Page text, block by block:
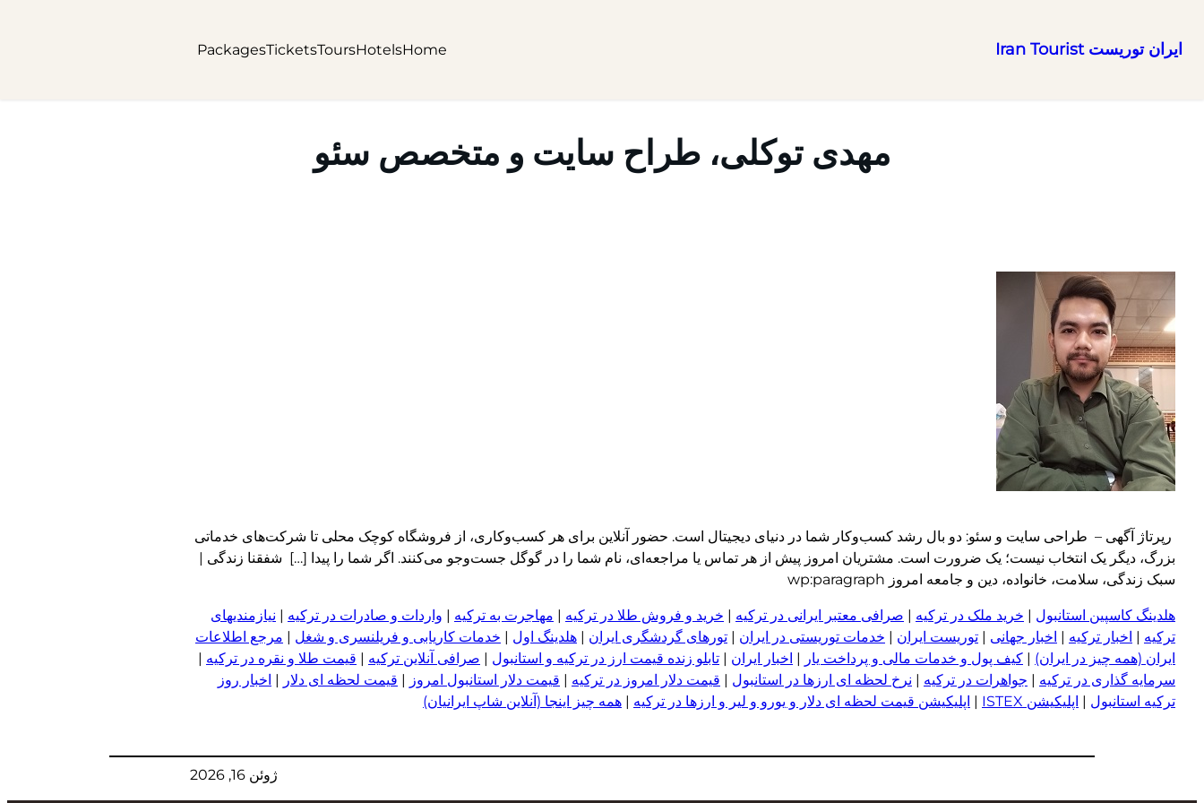
ایران توریست Iran Tourist Home
Hotels
Tours
Tickets
Packages
مهدی توکلی، طراح سایت و متخصص سئو
رپرتاژ آگهی – طراحی سایت و سئو: دو بال رشد کسب‌وکار شما در دنیای دیجیتال است. حضور آنلاین برای هر کسب‌وکاری، از فروشگاه کوچک محلی تا شرکت‌های خدماتی
بزرگ، دیگر یک انتخاب نیست؛ یک ضرورت است. مشتریان امروز پیش از هر تماس یا مراجعه‌ای، نام شما را در گوگل جست‌وجو می‌کنند. اگر شما را پیدا […] شفقنا زندگی |
سبک زندگی، سلامت، خانواده، دین و جامعه امروز wp:paragraph
هلدینگ کاسپین استانبول | خرید ملک در ترکیه | صرافی معتبر ایرانی در ترکیه | خرید و فروش طلا در ترکیه | مهاجرت به ترکیه | واردات و صادرات در ترکیه | نیازمندیهای
ترکیه | اخبار ترکیه | اخبار جهانی | توریست ایران | خدمات توریستی در ایران | تورهای گردشگری ایران | هلدینگ اول | خدمات کاریابی و فریلنسری و شغل | مرجع اطلاعات
ایران (همه چیز در ایران) | کیف پول و خدمات مالی و پرداخت یار | اخبار ایران | تابلو زنده قیمت ارز در ترکیه و استانبول | صرافی آنلاین ترکیه | قیمت طلا و نقره در ترکیه |
سرمایه گذاری در ترکیه | جواهرات در ترکیه | نرخ لحظه ای ارزها در استانبول | قیمت دلار امروز در ترکیه | قیمت دلار استانبول امروز | قیمت لحظه ای دلار | اخبار روز
ترکیه استانبول | اپلیکیشن ISTEX | اپلیکیشن قیمت لحظه ای دلار و یورو و لیر و ار زها در ترکیه | همه چیز اینجا (آنلاین شاپ ایرانیان)
ژوئن 16, 2026